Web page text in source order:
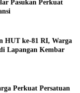
Pasukan Perkuat
HUT ke-81 RI, Warga
Lapangan Kembar
Perkuat Persatuan